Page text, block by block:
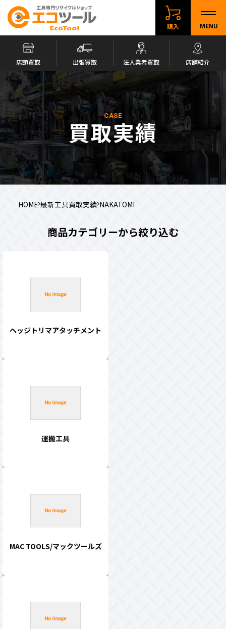
購入 MENU
店頭買取 出張買取 法人業者買取 店舗紹介
CASE
買取実績
HOME 最新工具買取実績 NAKATOMI
商品カテゴリーから絞り込む
ヘッジトリマアタッチメント
運搬工具
MAC TOOLS/マックツールズ